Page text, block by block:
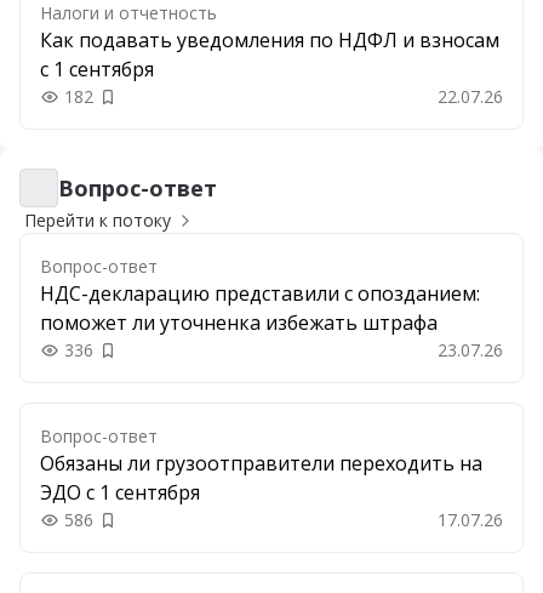
Налоги и отчетность
Как подавать уведомления по НДФЛ и взносам
с 1 сентября
182 Добавить в закладки 22.07.26
Вопрос-ответ
Вопрос-ответ
Перейти к потоку
Вопрос-ответ
НДС-декларацию представили с опозданием:
поможет ли уточненка избежать штрафа
336 Добавить в закладки 23.07.26
Вопрос-ответ
Обязаны ли грузоотправители переходить на
ЭДО с 1 сентября
586 Добавить в закладки 17.07.26